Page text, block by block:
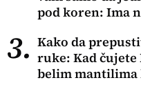
pod koren: Ima
3. Kako da
ruke: Kad
belim mantilima